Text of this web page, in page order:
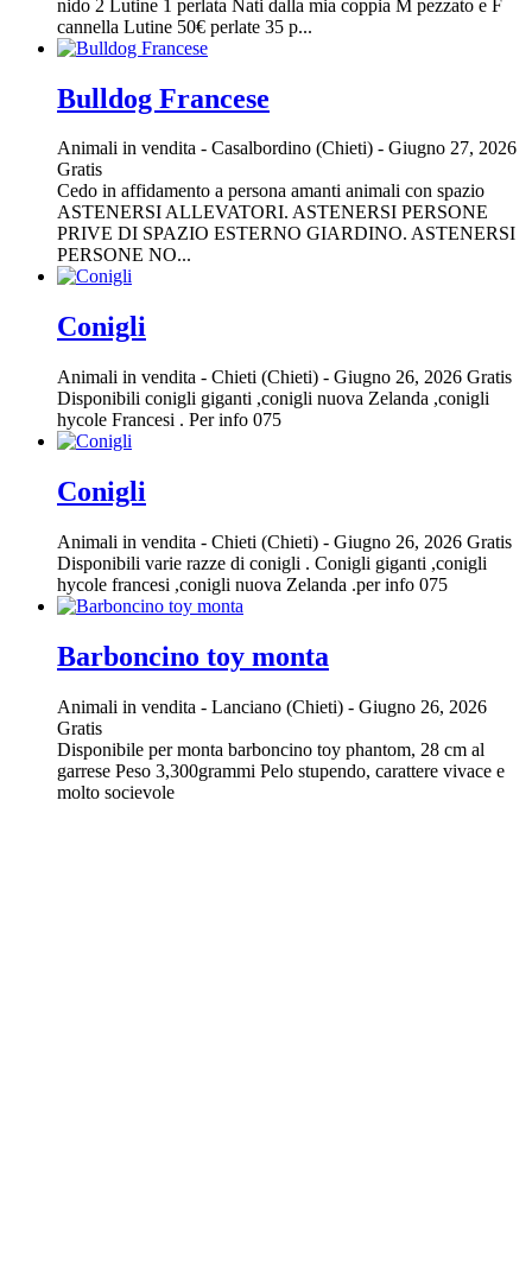
nido 2 Lutine 1 perlata Nati dalla mia coppia M pezzato e F
cannella Lutine 50€ perlate 35 p...
Bulldog Francese
Animali in vendita - Casalbordino (Chieti) - Giugno 27, 2026
Gratis
Cedo in affidamento a persona amanti animali con spazio
ASTENERSI ALLEVATORI. ASTENERSI PERSONE
PRIVE DI SPAZIO ESTERNO GIARDINO. ASTENERSI
PERSONE NO...
Conigli
Animali in vendita - Chieti (Chieti) - Giugno 26, 2026 Gratis
Disponibili conigli giganti ,conigli nuova Zelanda ,conigli
hycole Francesi . Per info 075
Conigli
Animali in vendita - Chieti (Chieti) - Giugno 26, 2026 Gratis
Disponibili varie razze di conigli . Conigli giganti ,conigli
hycole francesi ,conigli nuova Zelanda .per info 075
Barboncino toy monta
Animali in vendita - Lanciano (Chieti) - Giugno 26, 2026
Gratis
Disponibile per monta barboncino toy phantom, 28 cm al
garrese Peso 3,300grammi Pelo stupendo, carattere vivace e
molto socievole